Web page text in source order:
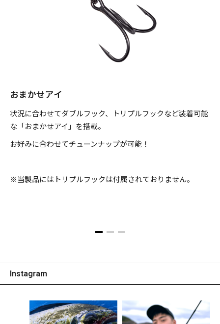
ーゲット。マキッパを貴方のソルトウォーター釣行に常備す
れば、あらゆる釣り場で活躍してくれることでしょう。
シーバス、ヒラメ、マゴチ、サワラ、カンパチ、ブリ(イナ
ビレ、根魚類 etc...
せん。
おまかせアイ
状況に合わせてダブルフック、トリプルフックなど装着可能
な「おまかせアイ」を搭載。
お好みに合わせてチューンナップが可能！
※当製品にはトリプルフックは付属されておりません。
Instagram